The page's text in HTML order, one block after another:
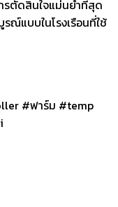
รตัดสินใจแม่นยำที่สุด
ณ์แบบในโรงเรือนที่ใช้
#ฟาร์ม #temp